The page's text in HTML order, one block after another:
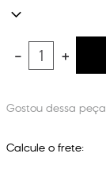
＋
－
Calcule o frete: